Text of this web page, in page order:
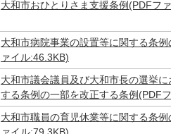
大和市おひとりさま支援条例(PDFフ
大和市病院事業の設置等に関する条
ァイル:46.3KB)
大和市議会議員及び大和市長の選挙
する条例の一部を改正する条例(PDF
大和市職員の育児休業等に関する条